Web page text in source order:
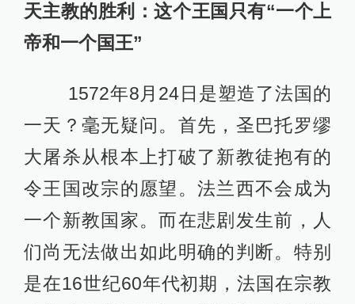
天主教的胜利：这个王国只有“一个上
帝和一个国王”
1572年8月24日是塑造了法国的
一天？毫无疑问。首先，圣巴托罗缪
大屠杀从根本上打破了新教徒抱有的
令王国改宗的愿望。法兰西不会成为
一个新教国家。而在悲剧发生前，人
们尚无法做出如此明确的判断。特别
是在16世纪60年代初期，法国在宗教